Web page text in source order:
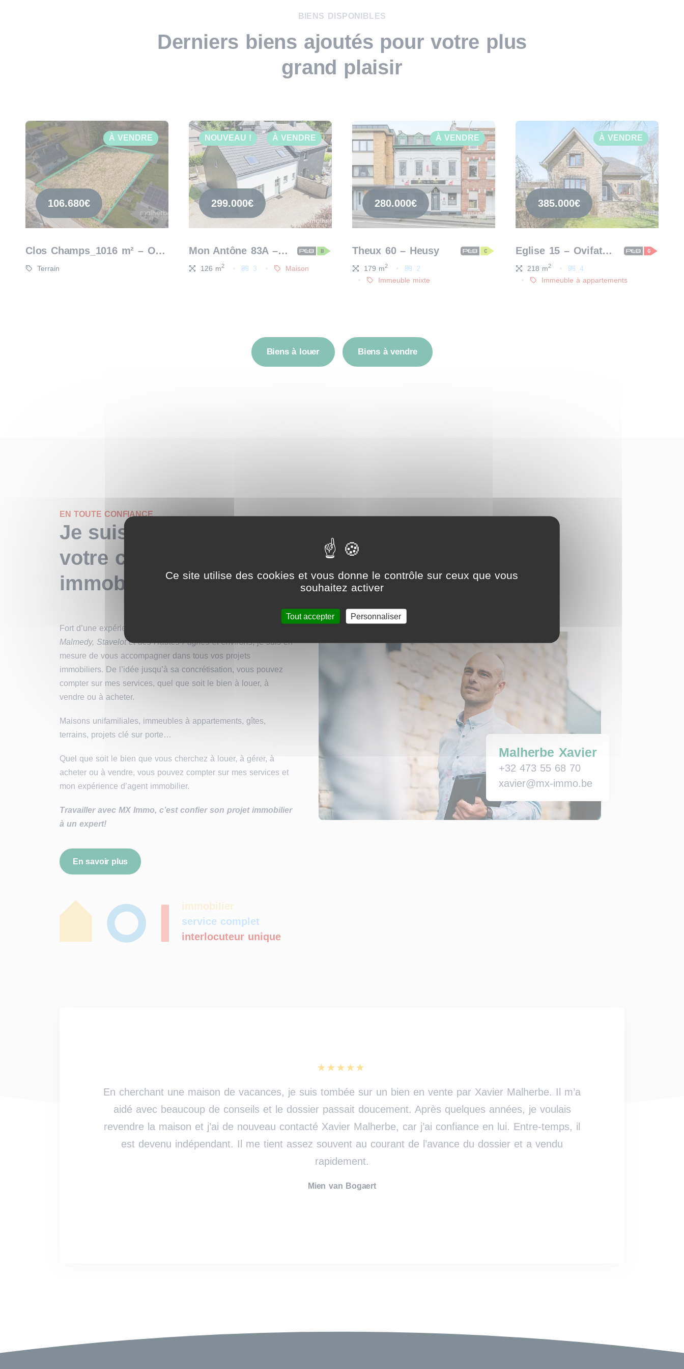
BIENS DISPONIBLES
Derniers biens ajoutés pour votre plus
grand plaisir
À VENDRE
106.680€
Clos Champs_1016 m² – Ovifat (Waimes)
Terrain
NOUVEAU ! À VENDRE
299.000€
Mon Antône 83A – Faymonville (Waimes)
126 m2 3 Maison
À VENDRE
280.000€
Theux 60 – Heusy
179 m2
2
Immeuble mixte
À VENDRE
385.000€
Eglise 15 – Ovifat (Waimes)
218 m2
4
Immeuble à appartements
Biens à louer Biens à vendre
Malherbe Xavier
+32 473 55 68 70
xavier@mx-immo.be
EN TOUTE CONFIANCE
Je suis Xavier Malherbe,
votre conseiller
immobilier
Fort d’une expérience immobilière dans la région de
Malmedy, Stavelot et des Hautes-Fagnes et environs, je suis en
mesure de vous accompagner dans tous vos projets
immobiliers. De l’idée jusqu’à sa concrétisation, vous pouvez
compter sur mes services, quel que soit le bien à louer, à
vendre ou à acheter.
Maisons unifamiliales, immeubles à appartements, gîtes,
terrains, projets clé sur porte…
Quel que soit le bien que vous cherchez à louer, à gérer, à
acheter ou à vendre, vous pouvez compter sur mes services et
mon expérience d’agent immobilier.
Travailler avec MX Immo, c’est confier son projet immobilier
à un expert!
En savoir plus
immobiIier
service complet
interlocuteur unique
En cherchant une maison de vacances, je suis tombée sur un bien en vente par Xavier Malherbe. Il m’a
aidé avec beaucoup de conseils et le dossier passait doucement. Après quelques années, je voulais
revendre la maison et j’ai de nouveau contacté Xavier Malherbe, car j’ai confiance en lui. Entre-temps, il
est devenu indépendant. Il me tient assez souvent au courant de l’avance du dossier et a vendu
rapidement.
‪Mien van Bogaert
Ce site utilise des cookies et vous donne le contrôle sur ceux que vous
souhaitez activer
Tout accepter Personnaliser